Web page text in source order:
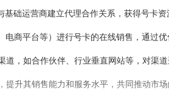
础运营商建立代理合作关系，获得号卡
商平台等）进行号卡的在线销售，通过优
，如合作伙伴、行业垂直网站等，对渠
升其销售能力和服务水平，共同推动市场